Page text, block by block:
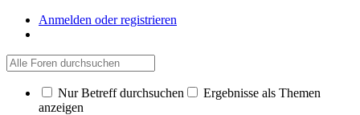
Anmelden oder registrieren
Nur Betreff durchsuchen
Ergebnisse als Themen
anzeigen